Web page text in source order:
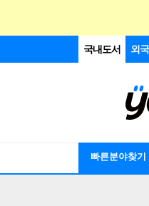
국내도서 외
빠른분야찾기